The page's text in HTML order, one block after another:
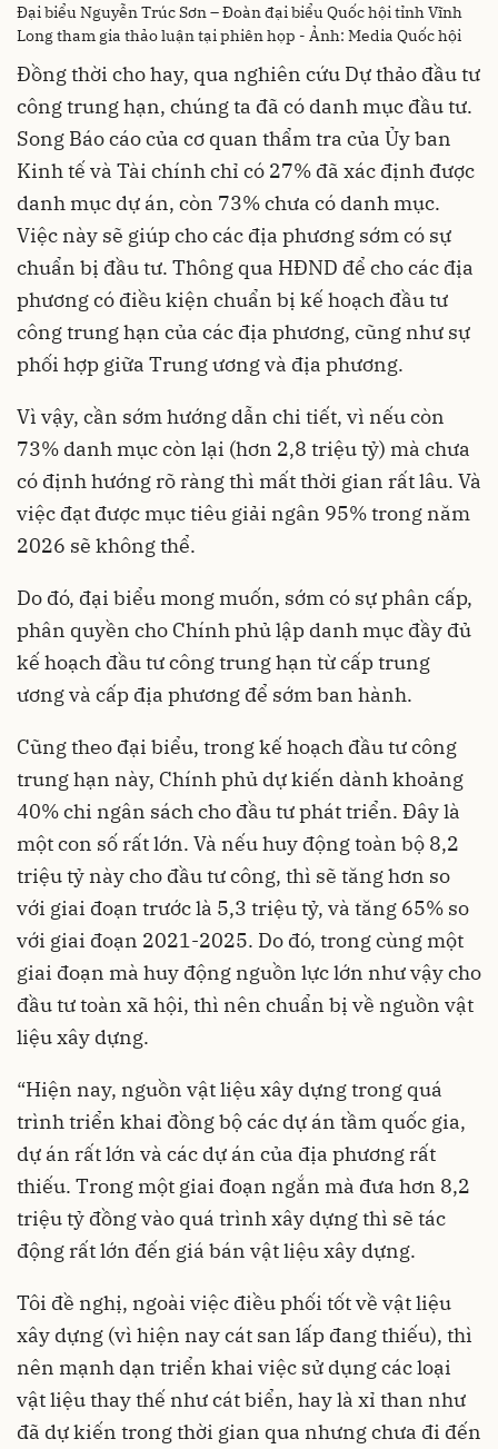
Đại biểu Nguyễn Trúc Sơn – Đoàn đại biểu Quốc hội tỉnh Vĩnh
Long tham gia thảo luận tại phiên họp - Ảnh: Media Quốc hội
Đồng thời cho hay, qua nghiên cứu Dự thảo đầu tư
công trung hạn, chúng ta đã có danh mục đầu tư.
Song Báo cáo của cơ quan thẩm tra của Ủy ban
Kinh tế và Tài chính chỉ có 27% đã xác định được
danh mục dự án, còn 73% chưa có danh mục.
Việc này sẽ giúp cho các địa phương sớm có sự
chuẩn bị đầu tư. Thông qua HĐND để cho các địa
phương có điều kiện chuẩn bị kế hoạch đầu tư
công trung hạn của các địa phương, cũng như sự
phối hợp giữa Trung ương và địa phương.
Vì vậy, cần sớm hướng dẫn chi tiết, vì nếu còn
73% danh mục còn lại (hơn 2,8 triệu tỷ) mà chưa
có định hướng rõ ràng thì mất thời gian rất lâu. Và
việc đạt được mục tiêu giải ngân 95% trong năm
2026 sẽ không thể.
Do đó, đại biểu mong muốn, sớm có sự phân cấp,
phân quyền cho Chính phủ lập danh mục đầy đủ
kế hoạch đầu tư công trung hạn từ cấp trung
ương và cấp địa phương để sớm ban hành.
Cũng theo đại biểu, trong kế hoạch đầu tư công
trung hạn này, Chính phủ dự kiến dành khoảng
40% chi ngân sách cho đầu tư phát triển. Đây là
một con số rất lớn. Và nếu huy động toàn bộ 8,2
triệu tỷ này cho đầu tư công, thì sẽ tăng hơn so
với giai đoạn trước là 5,3 triệu tỷ, và tăng 65% so
với giai đoạn 2021-2025. Do đó, trong cùng một
giai đoạn mà huy động nguồn lực lớn như vậy cho
đầu tư toàn xã hội, thì nên chuẩn bị về nguồn vật
liệu xây dựng.
“Hiện nay, nguồn vật liệu xây dựng trong quá
trình triển khai đồng bộ các dự án tầm quốc gia,
dự án rất lớn và các dự án của địa phương rất
thiếu. Trong một giai đoạn ngắn mà đưa hơn 8,2
triệu tỷ đồng vào quá trình xây dựng thì sẽ tác
động rất lớn đến giá bán vật liệu xây dựng.
Tôi đề nghị, ngoài việc điều phối tốt về vật liệu
xây dựng (vì hiện nay cát san lấp đang thiếu), thì
nên mạnh dạn triển khai việc sử dụng các loại
vật liệu thay thế như cát biển, hay là xỉ than như
đã dự kiến trong thời gian qua nhưng chưa đi đến